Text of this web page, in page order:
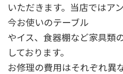
いただきます。当店ではア
今お使いのテーブル
やイス、食器棚など家具類
しております。
お修理の費用はそれぞれ異